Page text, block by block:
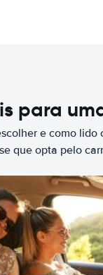
para
e como lido
que opta pelo